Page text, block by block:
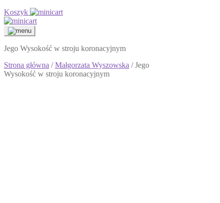
Koszyk
Jego Wysokość w stroju koronacyjnym
Strona główna /Małgorzata Wyszowska / Jego
Wysokość w stroju koronacyjnym